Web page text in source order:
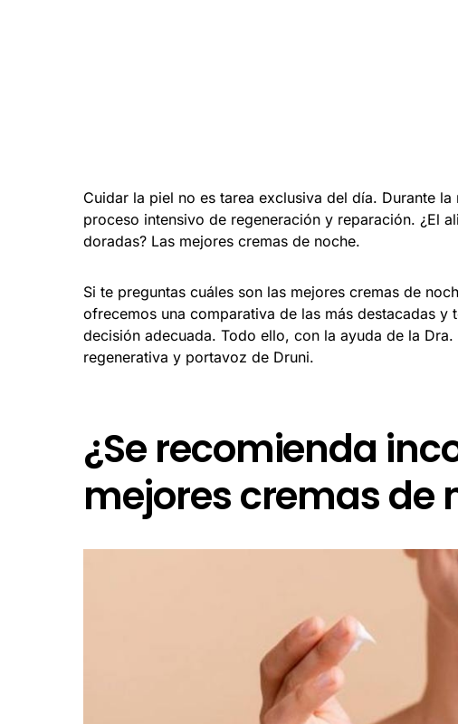
Cuidar la piel no es tarea exclusiva del día. Durante
proceso intensivo de regeneración y reparación. ¿El
doradas? Las mejores cremas de noche.
Si te preguntas cuáles son las mejores cremas de
ofrecemos una comparativa de las más destacadas
decisión adecuada. Todo ello, con la ayuda de la
regenerativa y portavoz de Druni.
¿Se recomienda
mejores cremas de